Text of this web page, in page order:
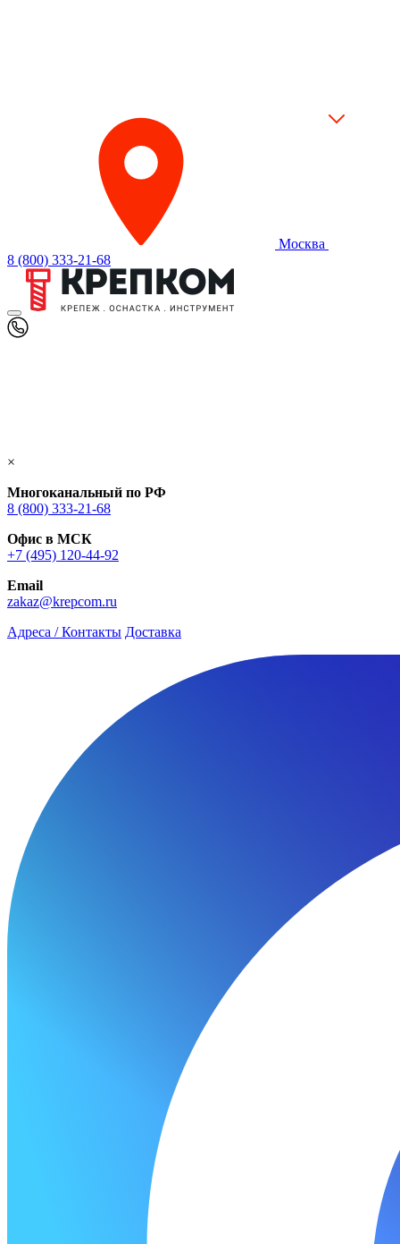
Москва
8 (800) 333-21-68
×
Многоканальный по РФ
8 (800) 333‑21-68
Офис в МСК
+7 (495) 120-44-92
Email
zakaz@krepcom.ru
Адреса / Контакты Доставка